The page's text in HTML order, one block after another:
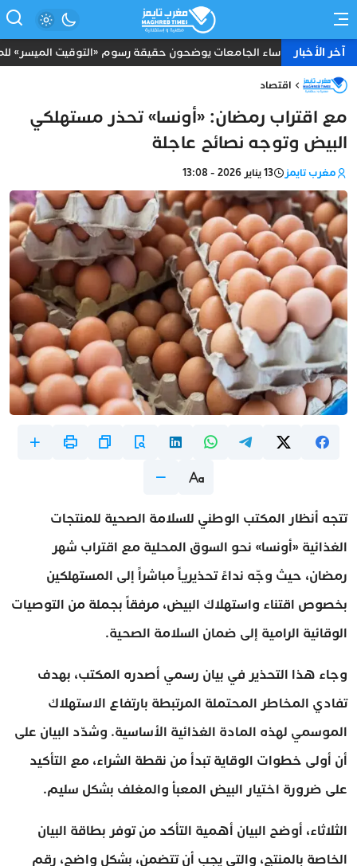
آخر الأخباررؤساء الجامعات يوضحون حقيقة رسوم «التوقيت الميسر»
اقتصاد
مع اقتراب رمضان: «أونسا» تحذر مستهلكي
البيض وتوجه نصائح عاجلة
مغرب تايمز 13 يناير 2026 - 13:08
تتجه أنظار المكتب الوطني للسلامة الصحية للمنتجات
الغذائية «أونسا» نحو السوق المحلية مع اقتراب شهر
رمضان، حيث وجّه نداءً تحذيرياً مباشراً إلى المستهلكين
بخصوص اقتناء واستهلاك البيض، مرفقاً بجملة من التوصيات
الوقائية الرامية إلى ضمان السلامة الصحية.
وجاء هذا التحذير في بيان رسمي أصدره المكتب، بهدف
تفادي المخاطر المحتملة المرتبطة بارتفاع الاستهلاك
الموسمي لهذه المادة الغذائية الأساسية. وشدّد البيان على
أن أولى خطوات الوقاية تبدأ من نقطة الشراء، مع التأكيد
على ضرورة اختيار البيض المعبأ والمغلف بشكل سليم.
الثلاثاء، أوضح البيان أهمية التأكد من توفر بطاقة البيان
الخاصة بالمنتج، والتي يجب أن تتضمن، بشكل واضح، رقم